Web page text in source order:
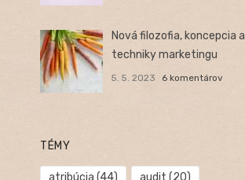
Nová filozofia, koncepcia a
techniky marketingu
5. 5. 2023 6 komentárov
TÉMY
atribúcia (44) audit (20)